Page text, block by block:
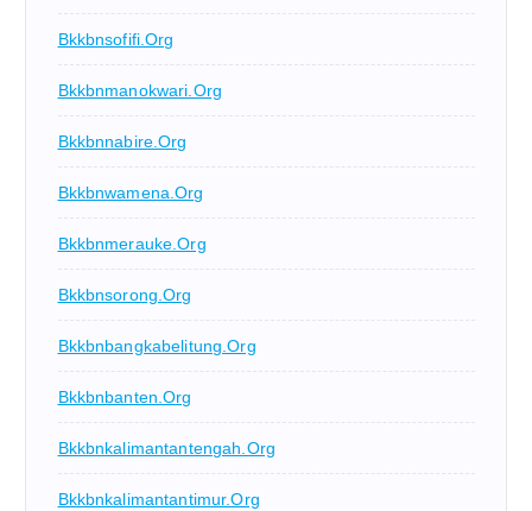
Bkkbnsofifi.org
Bkkbnmanokwari.org
Bkkbnnabire.org
Bkkbnwamena.org
Bkkbnmerauke.org
Bkkbnsorong.org
Bkkbnbangkabelitung.org
Bkkbnbanten.org
Bkkbnkalimantantengah.org
Bkkbnkalimantantimur.org